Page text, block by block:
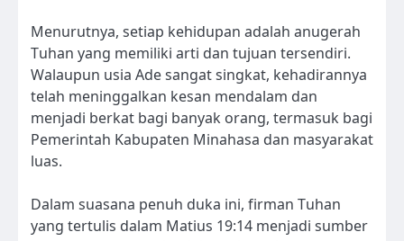
Menurutnya, setiap kehidupan adalah anugerah
Tuhan yang memiliki arti dan tujuan tersendiri.
Walaupun usia Ade sangat singkat, kehadirannya
telah meninggalkan kesan mendalam dan
menjadi berkat bagi banyak orang, termasuk bagi
Pemerintah Kabupaten Minahasa dan masyarakat
luas.
Dalam suasana penuh duka ini, firman Tuhan
yang tertulis dalam Matius 19:14 menjadi sumber